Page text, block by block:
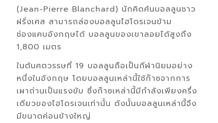
(Jean-Pierre Blanchard) นักคิดค้นบอลลูนชาว
ฝรั่งเศส สามารถล่องบอลลูนไฮโดรเจนข้าม
ช่องแคบอังกฤษได้ บอลลูนของเขาลอยได้สูงถึง
1,800 เมตร
ในต้นศตวรรษที่ 19 บอลลูนถือเป็นกีฬานิยมอย่าง
หนึ่งในอังกฤษ โดยบอลลูนเหล่านี้ใช้ก๊าซจากการ
เผาถ่านเป็นแรงขับ ซึ่งก๊าซเหล่านี้มีกำลังเพียงครึ่ง
เดียวของไฮโดรเจนเท่านั้น ดังนั้นบอลลูนเหล่านี้จึง
มีขนาดค่อนข้างใหญ่